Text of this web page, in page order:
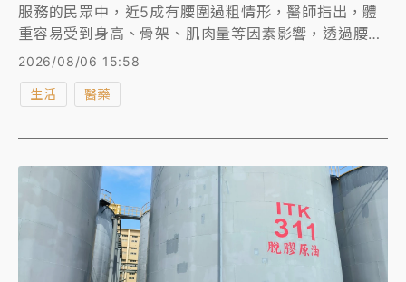
服務的民眾中，近5成有腰圍過粗情形，醫師指出，體
重容易受到身高、骨架、肌肉量等因素影響，透過腰圍
量測，其實更具健康參考價值。衛福部國健署為鼓勵民
眾養成定期量腰習慣，將於9月攜手知名IP「黃阿瑪的
後宮生活」，活動期間完成指定任務即可參加抽獎。
2026/08/06 15:58
生活 醫藥